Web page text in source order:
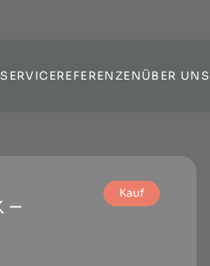
SERVICEREFERENZENÜBER UNS
Kauf
–